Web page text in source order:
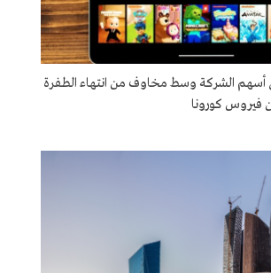
الشركة وسط مخاوف من انتهاء الطفرة
فيروس كورونا